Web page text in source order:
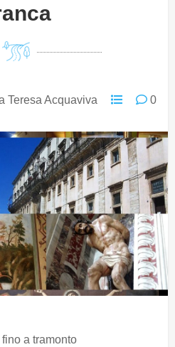
Teresa Acquaviva 0
a tramonto